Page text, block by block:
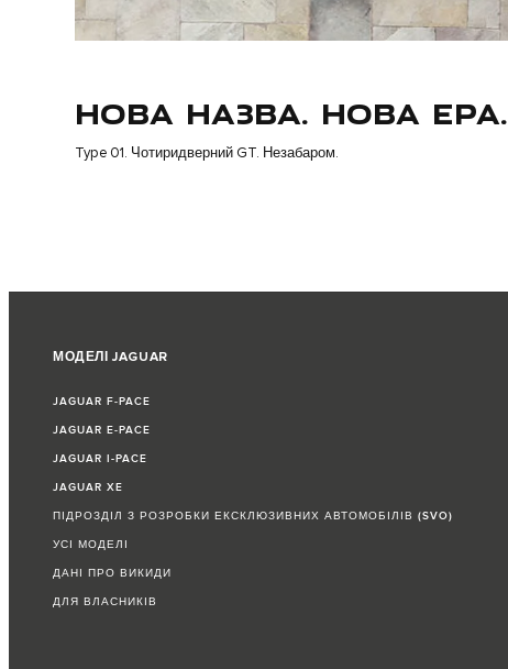
НОВА НАЗВА. НОВА ЕРА.
Type 01. Чотиридверний GT. Незабаром.
МОДЕЛІ JAGUAR
JAGUAR F‑PACE
JAGUAR E‑PACE
JAGUAR I-PACE
JAGUAR XE
ПІДРОЗДІЛ З РОЗРОБКИ ЕКСКЛЮЗИВНИХ АВТОМОБІЛІВ (SVO)
УСІ МОДЕЛІ
ДАНІ ПРО ВИКИДИ
ДЛЯ ВЛАСНИКІВ